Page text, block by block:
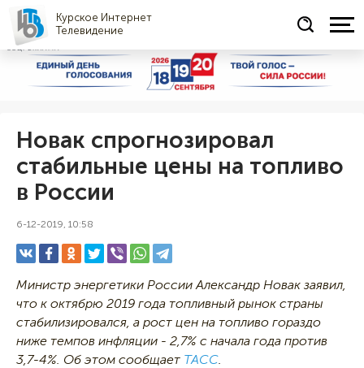
Курское Интернет
Телевидение
СОЦРЕКЛАМА
Новак спрогнозировал
стабильные цены на топливо
в России
6-12-2019, 10:58
Министр энергетики России Александр Новак заявил,
что к октябрю 2019 года топливный рынок страны
стабилизировался, а рост цен на топливо гораздо
ниже темпов инфляции - 2,7% с начала года против
3,7-4%. Об этом сообщает ТАСС